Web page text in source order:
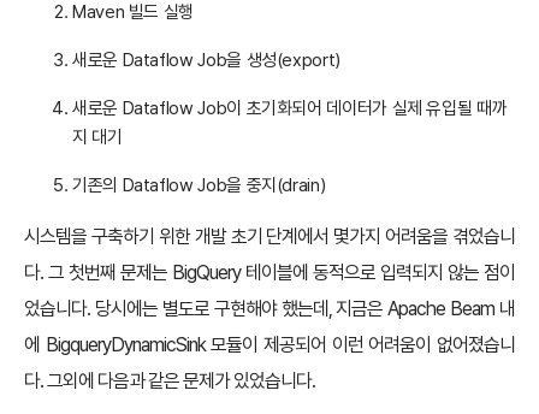
Maven 빌드 실행
새로운 Dataflow Job을 생성(export)
새로운 Dataflow Job이 초기화되어 데이터가 실제 유입될 때까
지 대기
기존의 Dataflow Job을 중지(drain)
시스템을 구축하기 위한 개발 초기 단계에서 몇가지 어려움을 겪었습니
다. 그 첫번째 문제는 BigQuery 테이블에 동적으로 입력되지 않는 점이
었습니다. 당시에는 별도로 구현해야 했는데, 지금은 Apache Beam 내
에 BigqueryDynamicSink 모듈이 제공되어 이런 어려움이 없어졌습니
다. 그외에 다음과 같은 문제가 있었습니다.